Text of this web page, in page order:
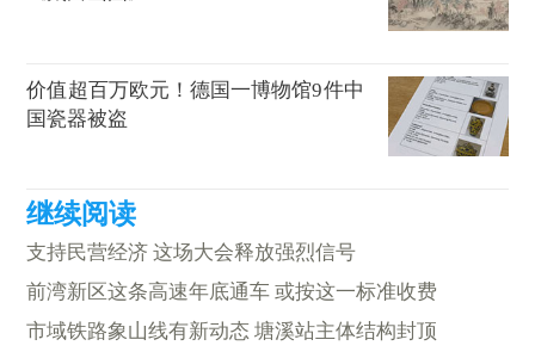
价值超百万欧元！德国一博物馆9件中
国瓷器被盗
支持民营经济 这场大会释放强烈信号
前湾新区这条高速年底通车 或按这一标准收费
市域铁路象山线有新动态 塘溪站主体结构封顶